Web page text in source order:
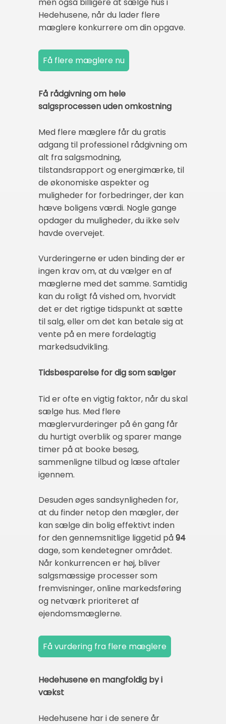
Hedehusene, når du lader flere
mæglere konkurrere om din opgave.
Få rådgivning om hele
salgsprocessen uden omkostning
Med flere mæglere får du gratis
adgang til professionel rådgivning om
alt fra salgsmodning,
tilstandsrapport og energimærke, til
de økonomiske aspekter og
muligheder for forbedringer, der kan
hæve boligens værdi. Nogle gange
opdager du muligheder, du ikke selv
havde overvejet.
Vurderingerne er uden binding der er
ingen krav om, at du vælger en af
mæglerne med det samme. Samtidig
kan du roligt få vished om, hvorvidt
det er det rigtige tidspunkt at sætte
til salg, eller om det kan betale sig at
vente på en mere fordelagtig
markedsudvikling.
Tidsbesparelse for dig som sælger
Tid er ofte en vigtig faktor, når du skal
sælge hus. Med flere
mæglervurderinger på én gang får
du hurtigt overblik og sparer mange
timer på at booke besøg,
sammenligne tilbud og læse aftaler
igennem.
Desuden øges sandsynligheden for,
at du finder netop den mægler, der
kan sælge din bolig effektivt inden
for den gennemsnitlige liggetid på94
dage, som kendetegner området.
Når konkurrencen er høj, bliver
salgsmæssige processer som
fremvisninger, online markedsføring
og netværk prioriteret af
ejendomsmæglerne.
Hedehusene en mangfoldig by i
vækst
Hedehusene har i de senere år